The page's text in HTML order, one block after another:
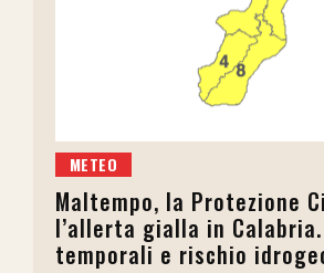
METEO
Maltempo, la Protezione
l’allerta gialla in
temporali e rischio